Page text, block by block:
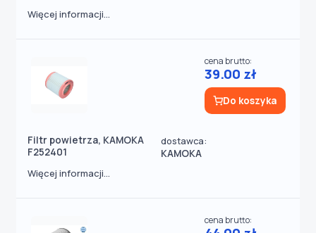
Więcej informacji...
Filtr powietrza, KAMOKA
F252401
dostawca:
KAMOKA
cena brutto:
39.00 zł
Do koszyka
Więcej informacji...
cena brutto: